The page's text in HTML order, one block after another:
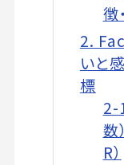
徴
2.
いと
標
2-
数
R）